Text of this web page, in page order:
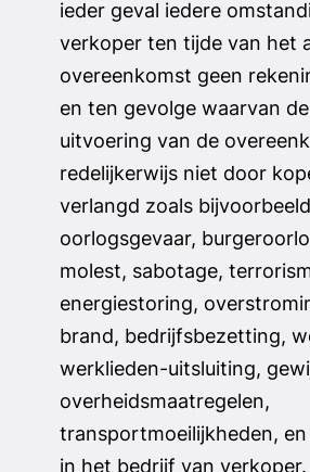
ieder geval iedere
verkoper ten tijde van het
overeenkomst geen
en ten gevolge waarvan
uitvoering van de
redelijkerwijs niet door
verlangd zoals
oorlogsgevaar,
molest, sabotage,
energiestoring,
brand, bedrijfsbezetting,
werklieden-uitsluiting,
overheidsmaatregelen,
transportmoeilijkheden,
in het bedrijf van verkoper.